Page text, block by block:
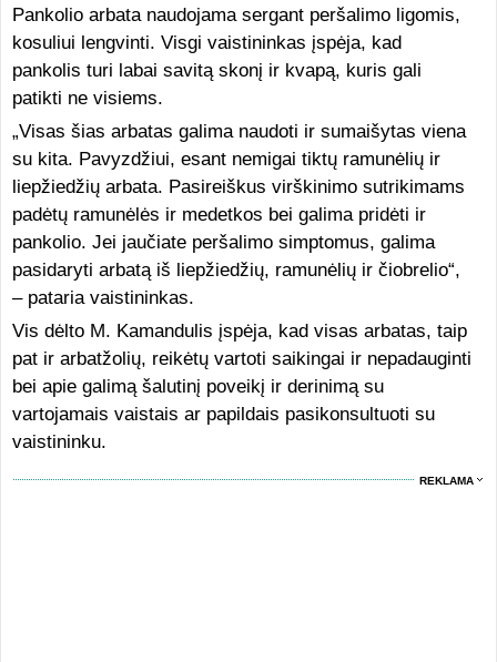
Pankolio arbata naudojama sergant peršalimo ligomis,
kosuliui lengvinti. Visgi vaistininkas įspėja, kad
pankolis turi labai savitą skonį ir kvapą, kuris gali
patikti ne visiems.
„Visas šias arbatas galima naudoti ir sumaišytas viena
su kita. Pavyzdžiui, esant nemigai tiktų ramunėlių ir
liepžiedžių arbata. Pasireiškus virškinimo sutrikimams
padėtų ramunėlės ir medetkos bei galima pridėti ir
pankolio. Jei jaučiate peršalimo simptomus, galima
pasidaryti arbatą iš liepžiedžių, ramunėlių ir čiobrelio“,
– pataria vaistininkas.
Vis dėlto M. Kamandulis įspėja, kad visas arbatas, taip
pat ir arbatžolių, reikėtų vartoti saikingai ir nepadauginti
bei apie galimą šalutinį poveikį ir derinimą su
vartojamais vaistais ar papildais pasikonsultuoti su
vaistininku.
REKLAMA